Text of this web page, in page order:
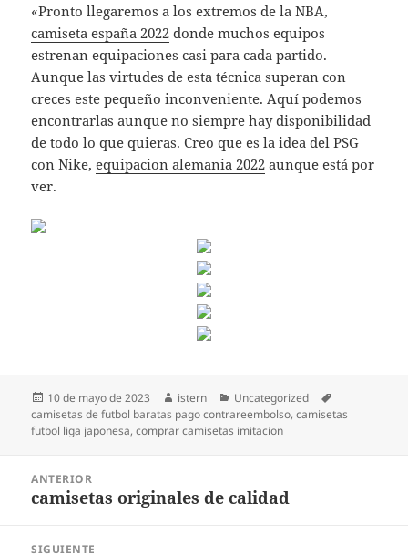
«Pronto llegaremos a los extremos de la NBA,
camiseta españa 2022 donde muchos equipos
estrenan equipaciones casi para cada partido.
Aunque las virtudes de esta técnica superan con
creces este pequeño inconveniente. Aquí podemos
encontrarlas aunque no siempre hay disponibilidad
de todo lo que quieras. Creo que es la idea del PSG
con Nike,equipacion alemania 2022 aunque está por
ver.
Publicado
el
10 de mayo de 2023 Autor
istern Categorías
Uncategorized
camisetas de futbol baratas pago contrareembolso,camisetas
futbol liga japonesa,comprar camisetas imitacion
entradas
ANTERIOR
Entrada
camisetas originales de calidad
SIGUIENTE